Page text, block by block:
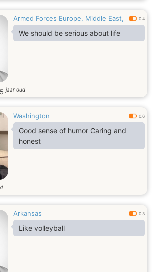
Armed Forces Europe, Middle East, 0.4
We should be serious about life
jaar oud
Washington 0.6
Good sense of humor Caring and
honest
Arkansas 0.3
Like volleyball